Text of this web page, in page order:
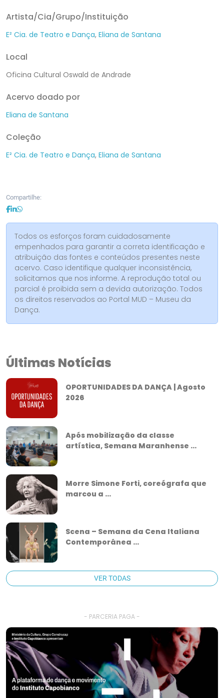
Artista/Cia/Grupo/Instituição
E² Cia. de Teatro e Dança, Eliana de Santana
Local
Oficina Cultural Oswald de Andrade
Acervo doado por
Eliana de Santana
Coleção
E² Cia. de Teatro e Dança, Eliana de Santana
Compartilhe:
Todos os esforços foram cuidadosamente
empenhados para garantir a correta identificação e
atribuição das fontes e conteúdos presentes neste
acervo. Caso identifique qualquer inconsistência,
solicitamos que nos informe. A reprodução total ou
parcial é proibida sem a devida autorização. Todos
os direitos reservados ao Portal MUD – Museu da
Dança.
Últimas Notícias
OPORTUNIDADES DA DANÇA | Agosto
2026
Após mobilização da classe
artística, Semana Maranhense ...
Morre Simone Forti, coreógrafa que
marcou a ...
Scena – Semana da Cena Italiana
Contemporânea ...
VER TODAS
- PARCERIA PAGA -